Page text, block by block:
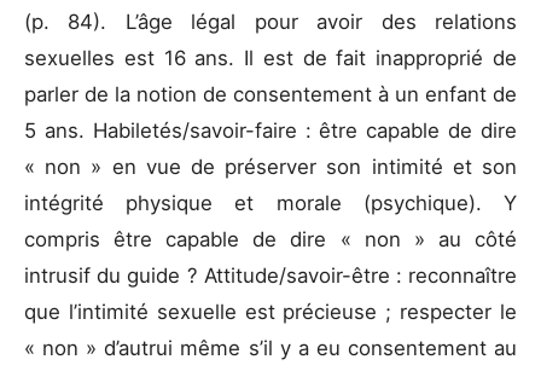
(p. 84). L’âge légal pour avoir des relations
sexuelles est 16 ans. Il est de fait inapproprié de
parler de la notion de consentement à un enfant de
5 ans. Habiletés/savoir-faire : être capable de dire
« non » en vue de préserver son intimité et son
intégrité physique et morale (psychique). Y
compris être capable de dire « non » au côté
intrusif du guide ? Attitude/savoir-être : reconnaître
que l’intimité sexuelle est précieuse ; respecter le
« non » d’autrui même s’il y a eu consentement au